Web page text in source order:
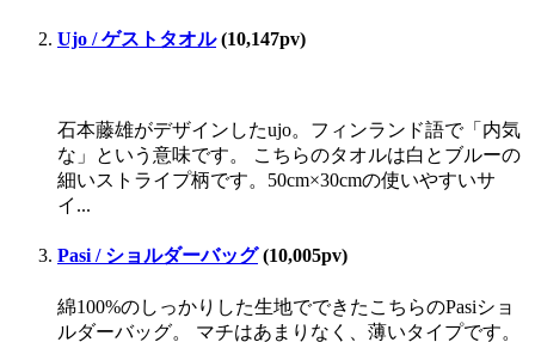
Ujo / ゲストタオル(10,147pv)
石本藤雄がデザインしたujo。フィンランド語で「内気
な」という意味です。 こちらのタオルは白とブルーの
細いストライプ柄です。50cm×30cmの使いやすいサ
イ...
Pasi / ショルダーバッグ(10,005pv)
綿100%のしっかりした生地でできたこちらのPasiショ
ルダーバッグ。 マチはあまりなく、薄いタイプです。